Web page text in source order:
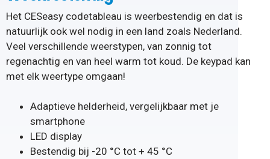
Het CESeasy codetableau is weerbestendig en dat is
natuurlijk ook wel nodig in een land zoals Nederland.
Veel verschillende weerstypen, van zonnig tot
regenachtig en van heel warm tot koud. De keypad kan
met elk weertype omgaan!
Adaptieve helderheid, vergelijkbaar met je
smartphone
LED display
Bestendig bij -20 °C tot + 45 °C